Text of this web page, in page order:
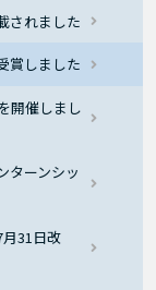
されました
賞しました
開催しまし
ターンシッ
31日改